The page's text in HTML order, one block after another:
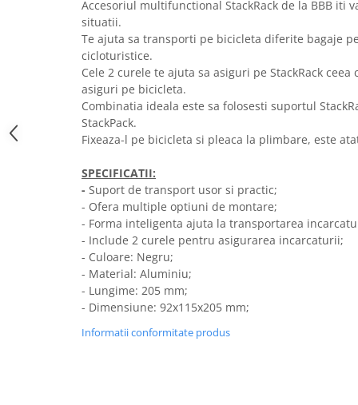
RECUPERARE SI INGRIJIRE
SEPCI /CACIULI / BANDANE
MASTI/CAGULE
Accesoriul multifunctional StackRack de la BBB iti
situatii.
Te ajuta sa transporti pe bicicleta diferite bagaje
cicloturistice.
Cele 2 curele te ajuta sa asiguri pe StackRack
asiguri pe bicicleta.
Combinatia ideala este sa folosesti suportul
StackPack.
Fixeaza-l pe bicicleta si pleaca la plimbare, este
SPECIFICATII:
- Suport de transport usor si practic;
- Ofera multiple optiuni de montare;
- Forma inteligenta ajuta la transportarea
- Include 2 curele pentru asigurarea incarcaturii;
- Culoare: Negru;
- Material: Aluminiu;
- Lungime: 205 mm;
- Dimensiune: 92x115x205 mm;
Informatii conformitate produs